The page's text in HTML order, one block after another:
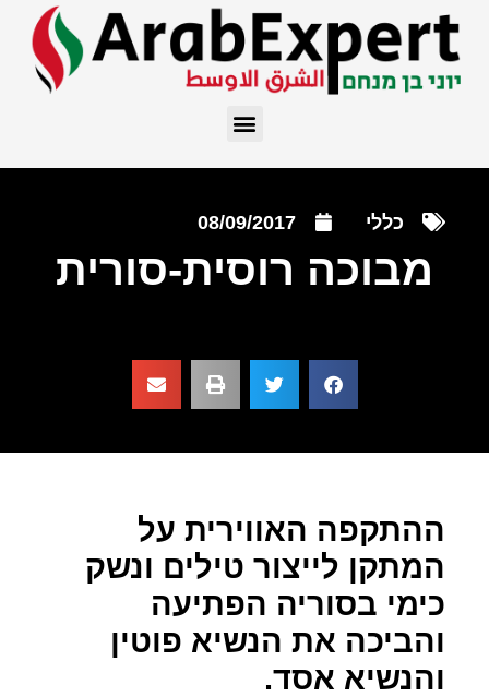
כללי 08/09/2017
מבוכה רוסית-סורית
ההתקפה האווירית על
המתקן לייצור טילים ונשק
כימי בסוריה הפתיעה
והביכה את הנשיא פוטין
והנשיא אסד.